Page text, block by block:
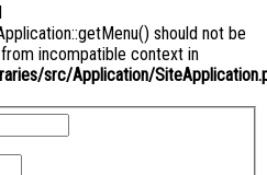
should not be
incompatible context in
src/Application/